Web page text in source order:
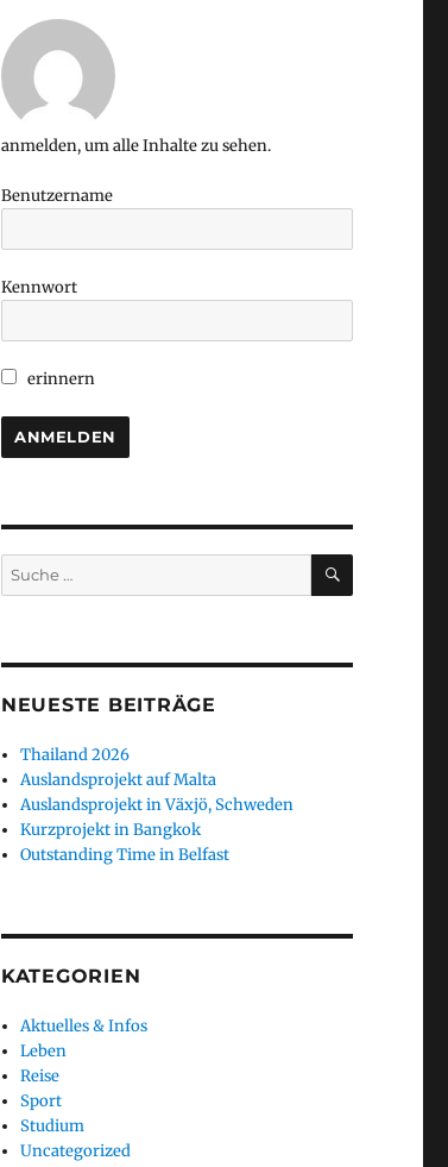
anmelden, um alle Inhalte zu sehen.
Benutzername
Kennwort
erinnern
Suche
nach:
SUCHEN
NEUESTE BEITRÄGE
Thailand 2026
Auslandsprojekt auf Malta
Auslandsprojekt in Växjö, Schweden
Kurzprojekt in Bangkok
Outstanding Time in Belfast
KATEGORIEN
Aktuelles & Infos
Leben
Reise
Sport
Studium
Uncategorized